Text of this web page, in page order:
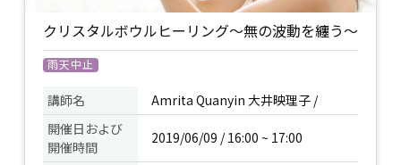
クリスタルボウルヒーリング〜無の波動を纏う〜
雨天中止
講師名
Amrita Quanyin 大井映理子 /
開催日および
開催時間
2019/06/09 / 16:00 ~ 17:00